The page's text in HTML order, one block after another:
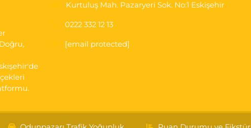
Kurtuluş Mah. Pazaryeri Sok. No:1 Eskişehir
0222 332 12 13
[email protected]